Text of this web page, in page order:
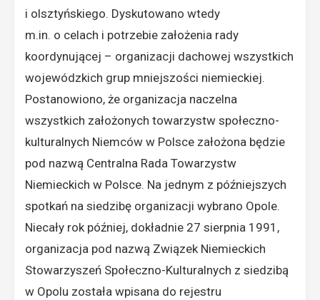
i olsztyńskiego. Dyskutowano wtedy
m.in. o celach i potrzebie założenia rady
koordynującej – organizacji dachowej wszystkich
wojewódzkich grup mniejszości niemieckiej.
Postanowiono, że organizacja naczelna
wszystkich założonych towarzystw społeczno-
kulturalnych Niemców w Polsce założona będzie
pod nazwą Centralna Rada Towarzystw
Niemieckich w Polsce. Na jednym z późniejszych
spotkań na siedzibę organizacji wybrano Opole.
Niecały rok później, dokładnie 27 sierpnia 1991,
organizacja pod nazwą Związek Niemieckich
Stowarzyszeń Społeczno-Kulturalnych z siedzibą
w Opolu została wpisana do rejestru